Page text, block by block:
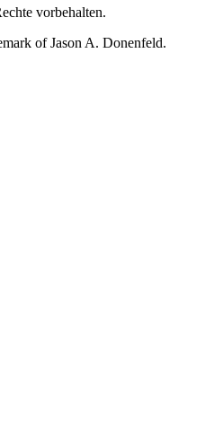
vorbehalten.
of Jason A. Donenfeld.